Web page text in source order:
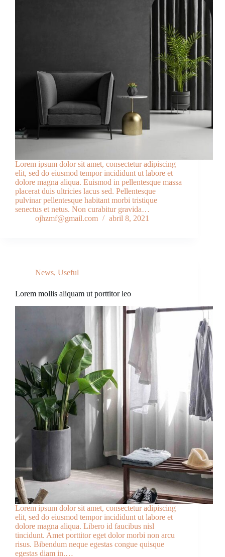
Lorem ipsum dolor sit amet, consectetur adipiscing
elit, sed do eiusmod tempor incididunt ut labore et
dolore magna aliqua. Euismod in pellentesque massa
placerat duis ultricies lacus sed. Pellentesque
pulvinar pellentesque habitant morbi tristique
senectus et netus. Non curabitur gravida…
ojhzmf@gmail.com
abril 8, 2021
News, Useful
Lorem mollis aliquam ut porttitor leo
Lorem ipsum dolor sit amet, consectetur adipiscing
elit, sed do eiusmod tempor incididunt ut labore et
dolore magna aliqua. Libero id faucibus nisl
tincidunt. Amet porttitor eget dolor morbi non arcu
risus. Bibendum neque egestas congue quisque
egestas diam in.…